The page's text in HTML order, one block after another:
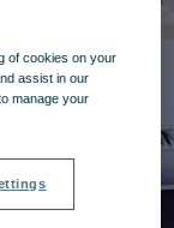
of cookies on your
assist in our
manage your